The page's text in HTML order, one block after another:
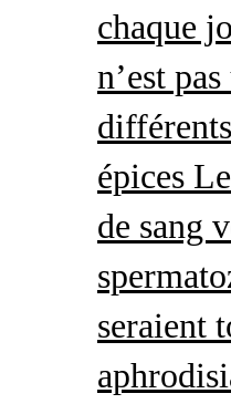
chaque
n’est
épices
de sang
seraient